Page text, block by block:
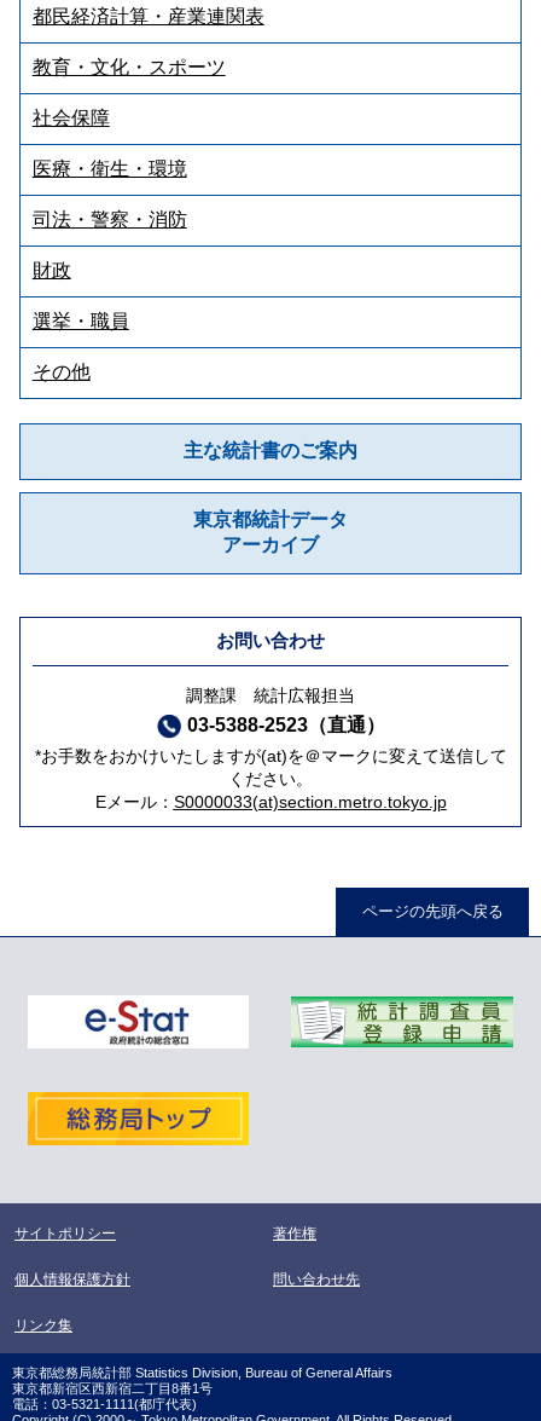
都民経済計算・産業連関表
教育・文化・スポーツ
社会保障
医療・衛生・環境
司法・警察・消防
財政
選挙・職員
その他
主な統計書のご案内
東京都統計データ
アーカイブ
お問い合わせ
調整課 統計広報担当
03-5388-2523（直通）
*お手数をおかけいたしますが(at)を＠マークに変えて送信して
ください。
Eメール： S0000033(at)section.metro.tokyo.jp
ページの先頭へ戻る
サイトポリシー 著作権
個人情報保護方針 問い合わせ先
リンク集
東京都総務局統計部 Statistics Division, Bureau of General Affairs
東京都新宿区西新宿二丁目8番1号
電話：03-5321-1111(都庁代表)